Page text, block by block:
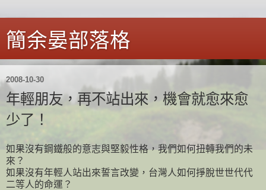
簡余晏部落格
2008-10-30
年輕朋友，再不站出來，機會就愈來愈
少了！
如果沒有鋼鐵般的意志與堅毅性格，我們如何扭轉我們的未
來？
如果沒有年輕人站出來誓言改變，台灣人如何掙脫世世代代
二等人的命運？